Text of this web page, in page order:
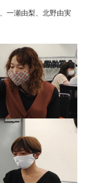
一瀬由梨、北野由実